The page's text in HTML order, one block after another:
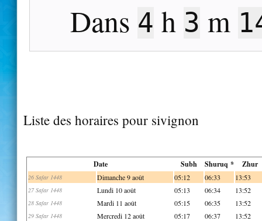
Dans 4 h 3 m
Liste des horaires pour sivignon
Date Subh Shuruq * Zhur
26 Safar 1448 Dimanche 9 août 05:12 06:33 13:53
27 Safar 1448 Lundi 10 août 05:13 06:34 13:52
28 Safar 1448 Mardi 11 août 05:15 06:35 13:52
29 Safar 1448 Mercredi 12 août 05:17 06:37 13:52